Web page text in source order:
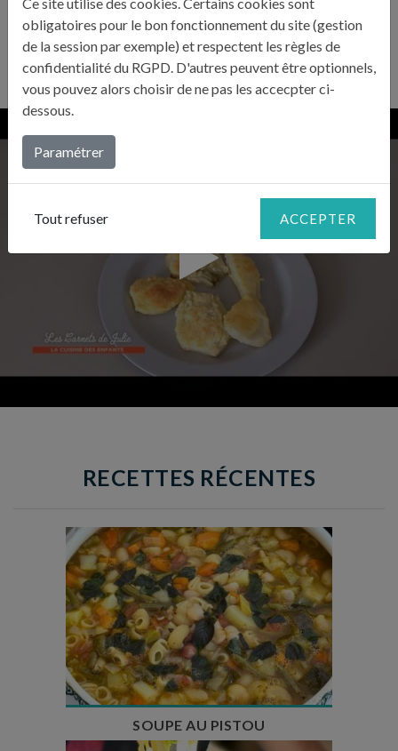
4
RECETTES RÉCENTES
Temps de préparation : 35 min
Temps de cuisson : 1h15
Nombre de couverts : 8
SOUPE AU PISTOU
obligatoires pour le bon fonctionnement du site (gestion
de la session par exemple) et respectent les règles de
confidentialité du RGPD. D'autres peuvent être optionnels,
vous pouvez alors choisir de ne pas les accecpter ci-
dessous.
Paramétrer
Tout refuser ACCEPTER